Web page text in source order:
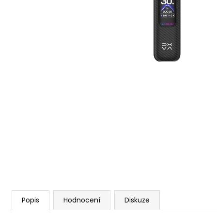
Popis Hodnocení Diskuze